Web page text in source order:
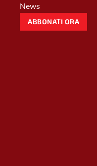
News
ABBONATI ORA